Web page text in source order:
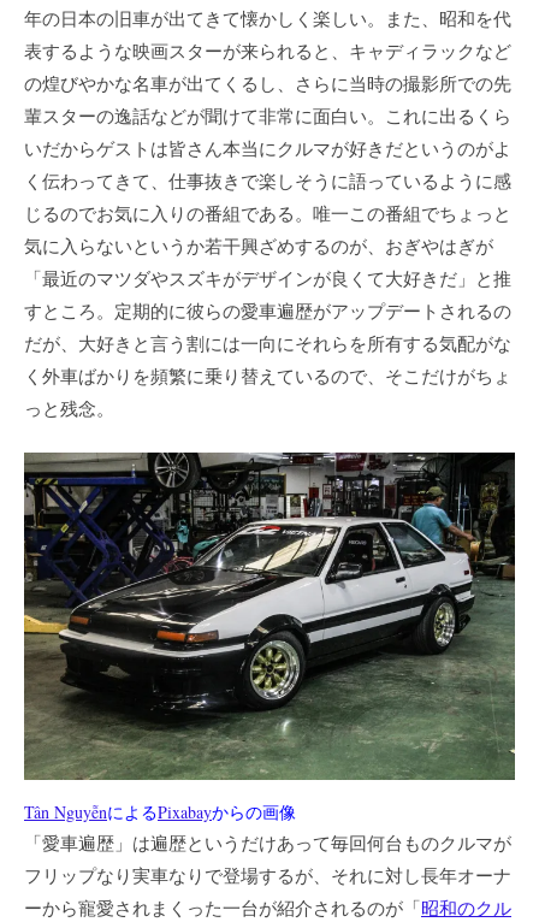
年の日本の旧車が出てきて懐かしく楽しい。また、昭和を代
表するような映画スターが来られると、キャディラックなど
の煌びやかな名車が出てくるし、さらに当時の撮影所での先
輩スターの逸話などが聞けて非常に面白い。これに出るくら
いだからゲストは皆さん本当にクルマが好きだというのがよ
く伝わってきて、仕事抜きで楽しそうに語っているように感
じるのでお気に入りの番組である。唯一この番組でちょっと
気に入らないというか若干興ざめするのが、おぎやはぎが
「最近のマツダやスズキがデザインが良くて大好きだ」と推
すところ。定期的に彼らの愛車遍歴がアップデートされるの
だが、大好きと言う割には一向にそれらを所有する気配がな
く外車ばかりを頻繁に乗り替えているので、そこだけがちょ
っと残念。
Tân NguyễnによるPixabayからの画像
「愛車遍歴」は遍歴というだけあって毎回何台ものクルマが
フリップなり実車なりで登場するが、それに対し長年オーナ
ーから寵愛されまくった一台が紹介されるのが「昭和のクル